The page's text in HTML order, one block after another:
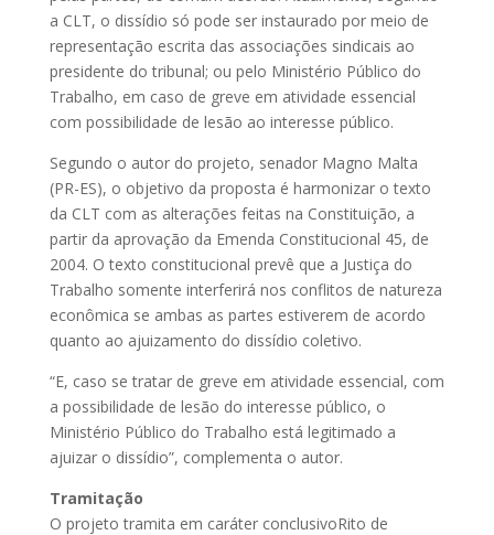
a CLT, o dissídio só pode ser instaurado por meio de
representação escrita das associações sindicais ao
presidente do tribunal; ou pelo Ministério Público do
Trabalho, em caso de greve em atividade essencial
com possibilidade de lesão ao interesse público.
Segundo o autor do projeto, senador Magno Malta
(PR-ES), o objetivo da proposta é harmonizar o texto
da CLT com as alterações feitas na Constituição, a
partir da aprovação da Emenda Constitucional 45, de
2004. O texto constitucional prevê que a Justiça do
Trabalho somente interferirá nos conflitos de natureza
econômica se ambas as partes estiverem de acordo
quanto ao ajuizamento do dissídio coletivo.
“E, caso se tratar de greve em atividade essencial, com
a possibilidade de lesão do interesse público, o
Ministério Público do Trabalho está legitimado a
ajuizar o dissídio”, complementa o autor.
Tramitação
O projeto tramita em caráter conclusivoRito de